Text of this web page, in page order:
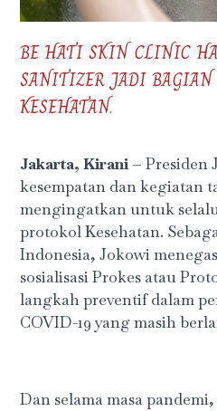
BE HATI SKIN CLINIC
SANITIZER JADI BAGIAN
KESEHATAN.
Jakarta, Kirani – Presiden
kesempatan dan kegiatan
mengingatkan untuk
protokol Kesehatan.
Indonesia, Jokowi
sosialisasi Prokes atau
langkah preventif dalam
COVID-19 yang masih
Dan selama masa